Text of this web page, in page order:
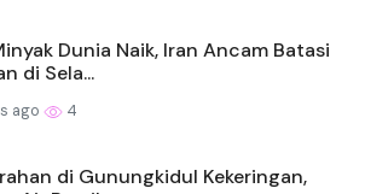
Dunia Naik, Iran Ancam Batasi
di Sela...
ago 4
di Gunungkidul Kekeringan,